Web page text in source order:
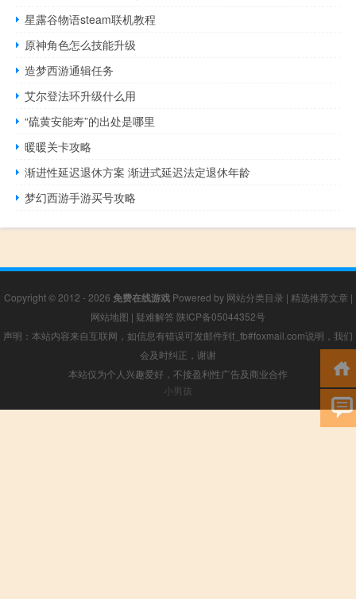
星露谷物语steam联机教程
原神角色怎么技能升级
造梦西游通辑任务
艾尔登法环升级什么用
“硫黄安能寿”的出处是哪里
暖暖关卡攻略
渐进性延迟退休方案 渐进式延迟法定退休年龄
梦幻西游手游买号攻略
Copyright © 2012 - 2026 免费在线游戏Powered by 网站分类目录 | 精选推荐文章 |
网站地图 | 疑难解答 陕ICP备05044352号
声明：本站内容来自互联网，如信息有错误可发邮件到f_fb#foxmail.com说明，我们
会及时纠正，谢谢
本站仅为个人兴趣爱好，不接盈利性广告及商业合作
小男孩